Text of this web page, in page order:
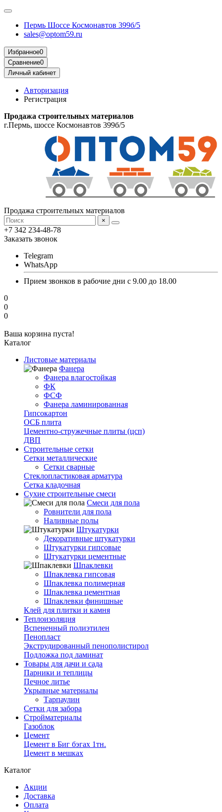
Пермь Шоссе Космонавтов 399б/5
sales@optom59.ru
Избранное0
Сравнение0
Личный кабинет
Авторизация
Регистрация
Продажа строительных материалов
г.Пермь, шоссе Космонавтов 399б/5
Продажа строительных материалов
×
+7 342 234-48-78
Заказать звонок
Telegram
WhatsApp
Прием звонков в рабочие дни с 9.00 до 18.00
0
0
0
Ваша корзина пуста!
Каталог
Листовые материалы
Фанера
Фанера влагостойкая
ФК
ФСФ
Фанера ламинированная
Гипсокартон
ОСБ плита
Цементно-стружечные плиты (цсп)
ДВП
Строительные сетки
Сетки металлические
Сетки сварные
Стеклопластиковая арматура
Сетка кладочная
Сухие строительные смеси
Смеси для пола
Ровнители для пола
Наливные полы
Штукатурки
Декоративные штукатурки
Штукатурки гипсовые
Штукатурки цементные
Шпаклевки
Шпаклевка гипсовая
Шпаклевка полимерная
Шпаклевка цементная
Шпаклевки финишные
Клей для плитки и камня
Теплоизоляция
Вспененный полиэтилен
Пенопласт
Экструдированный пенополистирол
Подложка под ламинат
Товары для дачи и сада
Парники и теплицы
Печное литье
Укрывные материалы
Тарпаулин
Сетки для забора
Стройматериалы
Газоблок
Цемент
Цемент в Биг бэгах 1тн.
Цемент в мешках
Каталог
Акции
Доставка
Оплата